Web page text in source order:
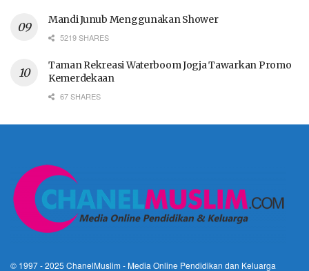
Mandi Junub Menggunakan Shower
5219 SHARES
Taman Rekreasi Waterboom Jogja Tawarkan Promo
Kemerdekaan
67 SHARES
© 1997 - 2025 ChanelMuslim - Media Online Pendidikan dan Keluarga